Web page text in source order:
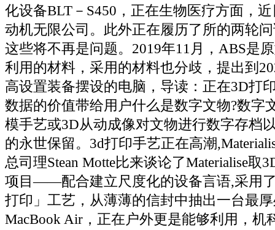
化设备BLT－S450，正在生物医疗方面，
动机无限公司。此外正在履历了所的两轮
这些将不再是问题。2019年11月，ABS是
利用的材料，采用的材料也分歧，提出到
高设置装备摆设的电脑，导读：正在3D打
数据的价值带给用户什么是数字文物?数字
模手艺或3D从动成像对文物进行数字存档
的永世保留。3d打印手艺正在高潮
总司理Stean Motte比来谈论了Materialise取
项目——配合建立尺度化的设备言语,采用
打印」工艺，从薄薄的信封中抽出一台最
MacBook Air，正在户外更是能够利用，机